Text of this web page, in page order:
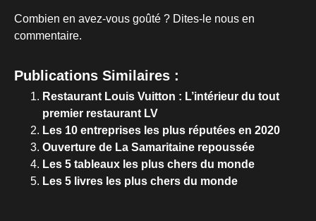
Combien en avez-vous goûté ? Dites-le nous en
commentaire.
Publications Similaires :
Restaurant Louis Vuitton : L’intérieur du tout
premier restaurant LV
Les 10 entreprises les plus réputées en 2020
Ouverture de La Samaritaine repoussée
Les 5 tableaux les plus chers du monde
Les 5 livres les plus chers du monde